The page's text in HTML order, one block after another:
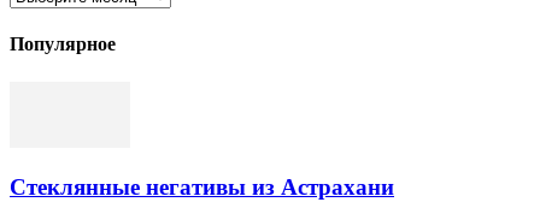
Популярное
Стеклянные негативы из Астрахани